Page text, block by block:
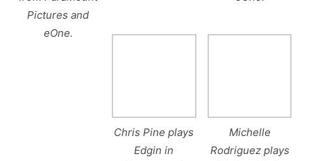
Pictures and
eOne.
Chris Pine plays
Edgin in
Michelle
Rodriguez plays